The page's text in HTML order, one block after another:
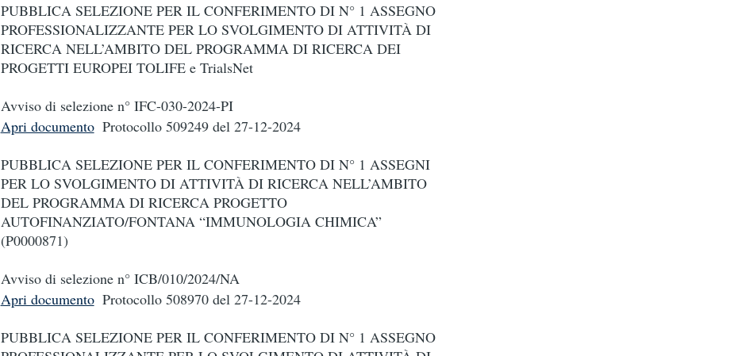
PUBBLICA SELEZIONE PER IL CONFERIMENTO DI N° 1 ASSEGNO
PROFESSIONALIZZANTE PER LO SVOLGIMENTO DI ATTIVITÀ DI
RICERCA NELL’AMBITO DEL PROGRAMMA DI RICERCA DEI
PROGETTI EUROPEI TOLIFE e TrialsNet
Avviso di selezione n° IFC-030-2024-PI
Apri documento Protocollo 509249 del 27-12-2024
PUBBLICA SELEZIONE PER IL CONFERIMENTO DI N° 1 ASSEGNI
PER LO SVOLGIMENTO DI ATTIVITÀ DI RICERCA NELL’AMBITO
DEL PROGRAMMA DI RICERCA PROGETTO
AUTOFINANZIATO/FONTANA “IMMUNOLOGIA CHIMICA”
(P0000871)
Avviso di selezione n° ICB/010/2024/NA
Apri documento Protocollo 508970 del 27-12-2024
PUBBLICA SELEZIONE PER IL CONFERIMENTO DI N° 1 ASSEGNO